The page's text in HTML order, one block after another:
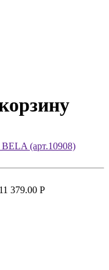
(арт.10908)
11 379.00 Р